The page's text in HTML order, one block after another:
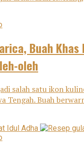
Buah Khas
oleh
salah satu ikon
Tengah. Buah